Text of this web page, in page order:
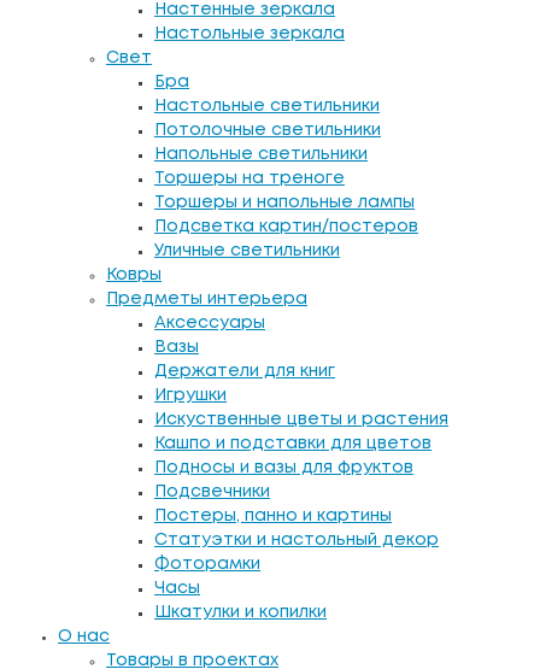
Настенные зеркала
Настольные зеркала
Свет
Бра
Настольные светильники
Потолочные светильники
Напольные светильники
Торшеры на треноге
Торшеры и напольные лампы
Подсветка картин/постеров
Уличные светильники
Ковры
Предметы интерьера
Аксессуары
Вазы
Держатели для книг
Игрушки
Искуственные цветы и растения
Кашпо и подставки для цветов
Подносы и вазы для фруктов
Подсвечники
Постеры, панно и картины
Статуэтки и настольный декор
Фоторамки
Часы
Шкатулки и копилки
О нас
Товары в проектах